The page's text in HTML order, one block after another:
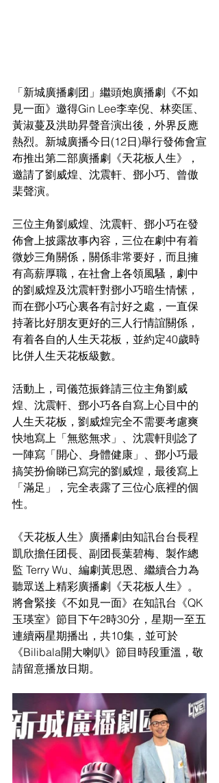
「新城廣播劇团」繼頭炮廣播劇《不如
見一面》邀得Gin Lee李幸倪、林奕匡、
黃淑蔓及洪助昇聲音演出後，外界反應
熱烈。新城廣播今日(12日)舉行發佈會宣
布推出第二部廣播劇《天花板人生》，
邀請了劉威煌、沈震軒、鄧小巧、曾傲
棐聲演。
三位主角劉威煌、沈震軒、鄧小巧在發
佈會上披露故事內容，三位在劇中有着
微妙三角關係，關係非常要好，而且擁
有高薪厚職，在社會上各領風騷，劇中
的劉威煌及沈震軒對鄧小巧暗生情愫，
而在鄧小巧心裏各有討好之處，一直保
持著比好朋友更好的三人行情誼關係，
有着各自的人生天花板，並約定40歲時
比併人生天花板級數。
活動上，司儀范振鋒請三位主角劉威
煌、沈震軒、鄧小巧各自寫上心目中的
人生天花板，劉威煌完全不需要考慮爽
快地寫上「無慾無求」、沈震軒則諗了
一陣寫「開心、身體健康」、鄧小巧最
搞笑扮偷睇已寫完的劉威煌，最後寫上
「滿足」，完全表露了三位心底裡的個
性。
《天花板人生》廣播劇由知訊台台長程
凱欣擔任团長、副团長葉碧梅、製作總
監 Terry Wu、編劇黃思恩、繼續合力為
聽眾送上精彩廣播劇《天花板人生》。
將會緊接《不如見一面》在知訊台《QK
玉瑛室》節目下午2時30分，星期一至五
連續兩星期播出，共10集，並可於
《Bilibala開大喇叭》節目時段重溫，敬
請留意播放日期。